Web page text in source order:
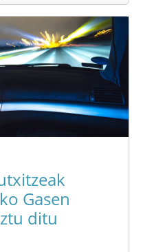
Gasen
ditu